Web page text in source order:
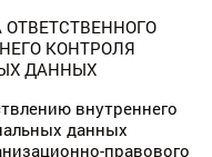
КОНТРОЛЯ
ДАННЫХ
внутреннего
данных
правового